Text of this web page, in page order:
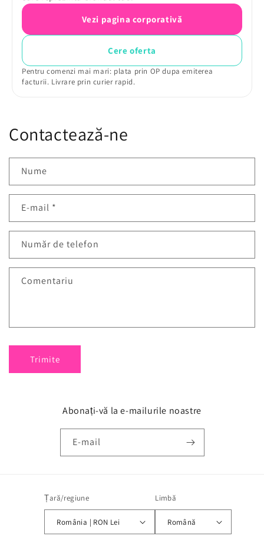
Vezi pagina corporativă
Cere oferta
Pentru comenzi mai mari: plata prin OP dupa emiterea
facturii. Livrare prin curier rapid.
Contactează-ne
Nume
E-mail *
Număr de telefon
Comentariu
Trimite
Abonați-vă la e-mailurile noastre
E-mail
Țară/regiune
România | RON Lei
Limbă
Română